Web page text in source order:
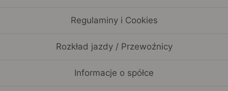
Regulaminy i Cookies
Rozkład jazdy / Przewoźnicy
Informacje o spółce